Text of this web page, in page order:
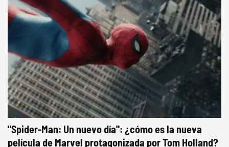
"Spider-Man: Un nuevo día": ¿cómo es la nueva
película de Marvel protagonizada por Tom Holland?